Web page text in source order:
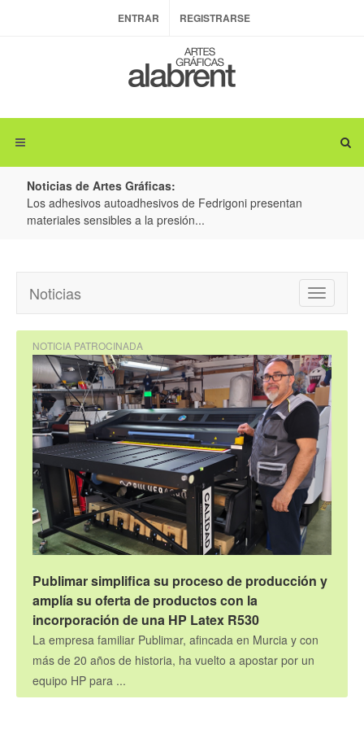
ENTRAR REGISTRARSE
Noticias de Artes Gráficas:
de Fedrigoni presentan
la presión...
Colorman Ireland y BOBST:
producción de embalajes
Toggle
Noticias
NOTICIA PATROCINADA
Publimar simplifica su proceso de producción y
amplía su oferta de productos con la
incorporación de una HP Latex R530
La empresa familiar Publimar, afincada en Murcia y con
más de 20 años de historia, ha vuelto a apostar por un
equipo HP para ...